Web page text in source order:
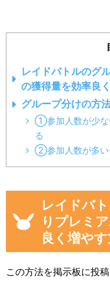
レイドバトルのグ
の獲得量を効率良
グループ分けの方
①参加人数が少な
る
②参加人数が多い
レイドバ
りプレミ
良く増や
この方法を掲示板に投